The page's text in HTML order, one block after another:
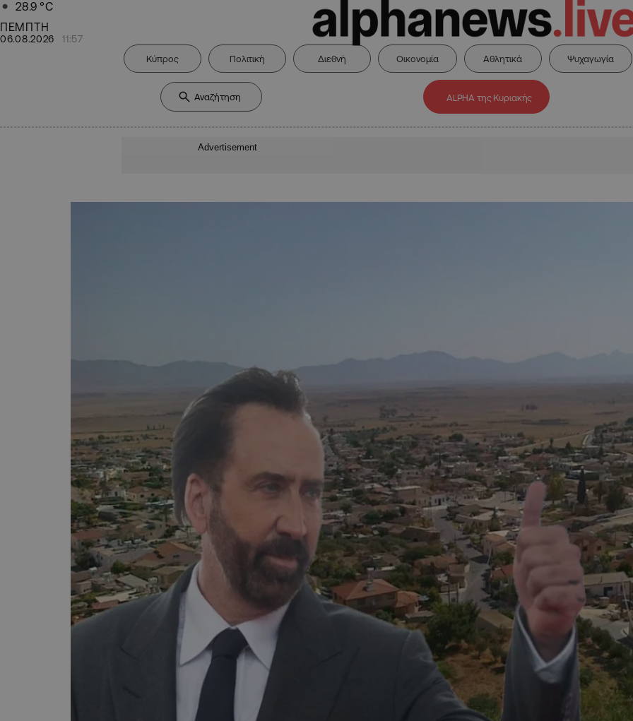
28.9 °C
ΠΕΜΠΤΗ
06.08.2026 11:57
Κύπρος Πολιτική Διεθνή Οικονομία Αθλητικά Ψυχαγωγία
ALPHA της Κυριακής
Advertisement